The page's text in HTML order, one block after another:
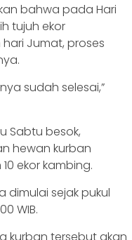
bahwa pada Hari
tujuh ekor
Jumat, proses
sudah selesai,”
Sabtu besok,
hewan kurban
ekor kambing.
dimulai sejak pukul
WIB.
kurban tersebut akan